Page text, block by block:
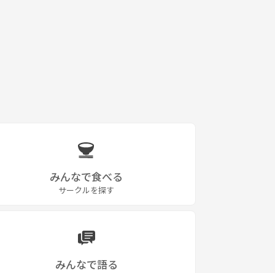
みんなで食べる
サークルを探す
みんなで語る